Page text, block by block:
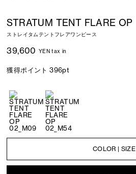
STRATUM TENT FLARE OP
ストレイタムテントフレアワンピース
39,600 YEN tax in
獲得ポイント 396pt
COLOR | SIZE